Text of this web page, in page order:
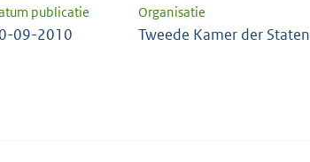
publicatie Organisatie
09-2010 Tweede Kamer der